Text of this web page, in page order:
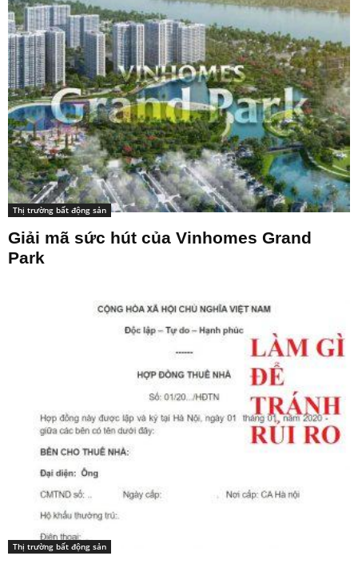
Thị trường bất động sản
Giải mã sức hút của Vinhomes Grand
Park
Thị trường bất động sản